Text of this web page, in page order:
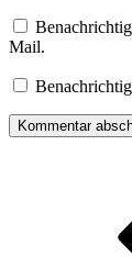
Mail.